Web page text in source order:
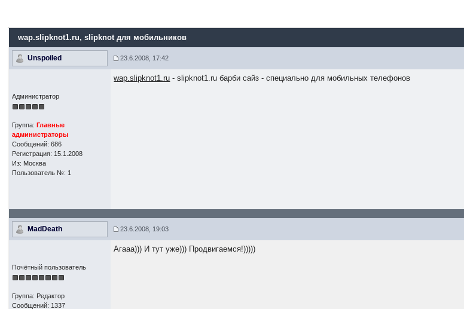
wap.slipknot1.ru, slipknot для мобильников
Unspoiled 23.6.2008, 17:42
Администратор
Группа:Главные
администраторы
Сообщений: 686
Регистрация: 15.1.2008
Из: Москва
Пользователь №: 1
wap.slipknot1.ru - slipknot1.ru барби сайз - специально для мобильных телефонов
MadDeath 23.6.2008, 19:03
Почётный пользователь
Группа: Редактор
Сообщений: 1337
Агааа))) И тут уже))) Продвигаемся!)))))